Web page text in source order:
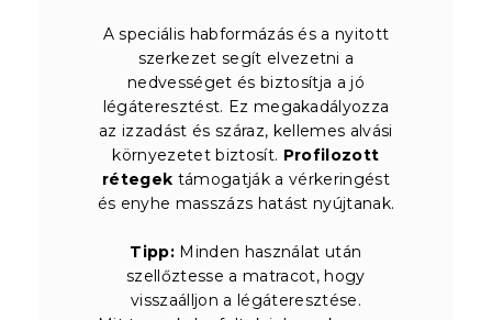
A speciális habformázás és a nyitott
szerkezet segít elvezetni a
nedvességet és biztosítja a jó
légáteresztést. Ez megakadályozza
az izzadást és száraz, kellemes alvási
környezetet biztosít. Profilozott
rétegek támogatják a vérkeringést
és enyhe masszázs hatást nyújtanak.
Tipp: Minden használat után
szellőztesse a matracot, hogy
visszaálljon a légáteresztése.